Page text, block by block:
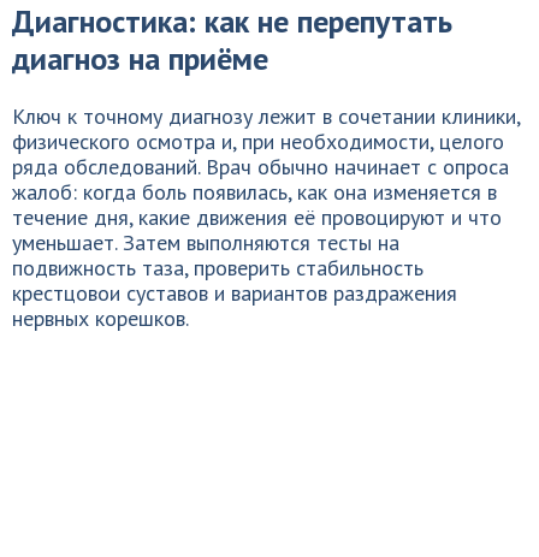
Диагностика: как не перепутать
диагноз на приёме
Ключ к точному диагнозу лежит в сочетании клиники,
физического осмотра и, при необходимости, целого
ряда обследований. Врач обычно начинает с опроса
жалоб: когда боль появилась, как она изменяется в
течение дня, какие движения её провоцируют и что
уменьшает. Затем выполняются тесты на
подвижность таза, проверить стабильность
крестцовои суставов и вариантов раздражения
нервных корешков.